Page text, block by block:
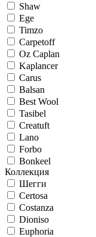
Shaw
Ege
Timzo
Carpetoff
Oz Caplan
Kaplancer
Carus
Balsan
Best Wool
Tasibel
Creatuft
Lano
Forbo
Bonkeel
Коллекция
Шегги
Certosa
Costanza
Dioniso
Euphoria